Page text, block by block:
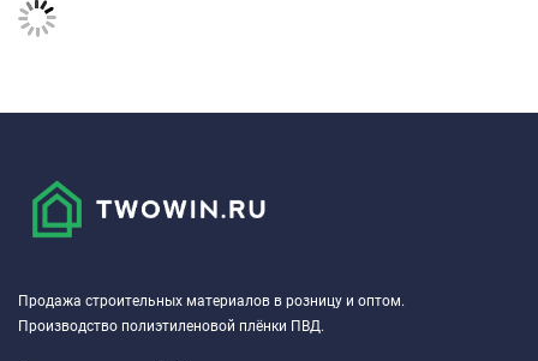
Продажа строительных материалов в розницу и оптом.
Производство полиэтиленовой плёнки ПВД.